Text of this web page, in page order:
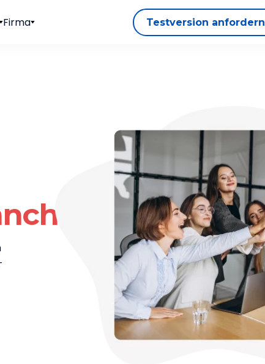
Firma Testversion anfordern